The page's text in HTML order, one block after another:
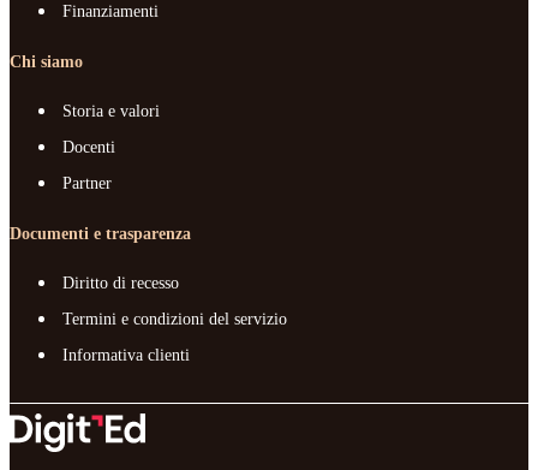
Finanziamenti
Chi siamo
Storia e valori
Docenti
Partner
Documenti e trasparenza
Diritto di recesso
Termini e condizioni del servizio
Informativa clienti